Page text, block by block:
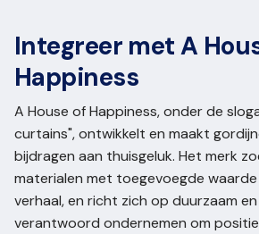
Integreer met A
Happiness
A House of Happiness, onder de
curtains", ontwikkelt en maakt
bijdragen aan thuisgeluk. Het merk
materialen met toegevoegde
verhaal, en richt zich op duurzaam
verantwoord ondernemen om